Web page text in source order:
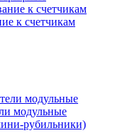
к счетчикам
модульные